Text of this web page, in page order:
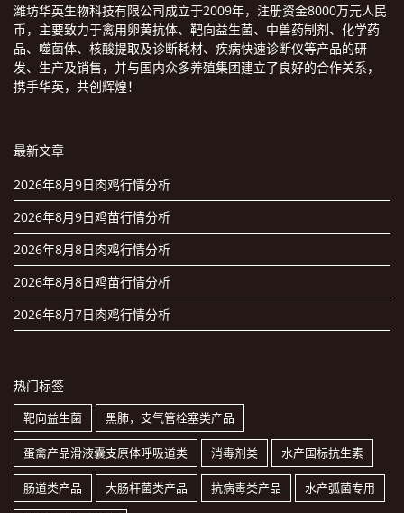
潍坊华英生物科技有限公司成立于2009年，注册资金8000万元人民
币，主要致力于禽用卵黄抗体、靶向益生菌、中兽药制剂、化学药
品、噬菌体、核酸提取及诊断耗材、疾病快速诊断仪等产品的研
发、生产及销售，并与国内众多养殖集团建立了良好的合作关系，
携手华英，共创辉煌！
最新文章
2026年8月9日肉鸡行情分析
2026年8月9日鸡苗行情分析
2026年8月8日肉鸡行情分析
2026年8月8日鸡苗行情分析
2026年8月7日肉鸡行情分析
热门标签
靶向益生菌 黑肺，支气管栓塞类产品
蛋禽产品滑液囊支原体呼吸道类 消毒剂类 水产国标抗生素
肠道类产品 大肠杆菌类产品 抗病毒类产品 水产弧菌专用